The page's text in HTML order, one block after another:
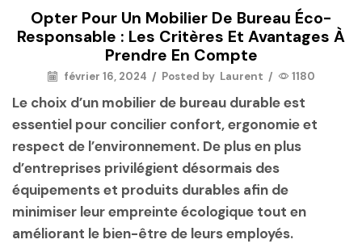
Opter Pour Un Mobilier De Bureau Éco-
Responsable : Les Critères Et Avantages À
Prendre En Compte
février 16, 2024 / Posted by Laurent / 1180
Le choix d’un mobilier de bureau durableest
essentiel pour concilier confort, ergonomie et
respect de l’environnement. De plus en plus
d’entreprises privilégient désormais des
équipements et produits durables afin de
minimiser leur empreinte écologique tout en
améliorant le bien-être de leurs employés.